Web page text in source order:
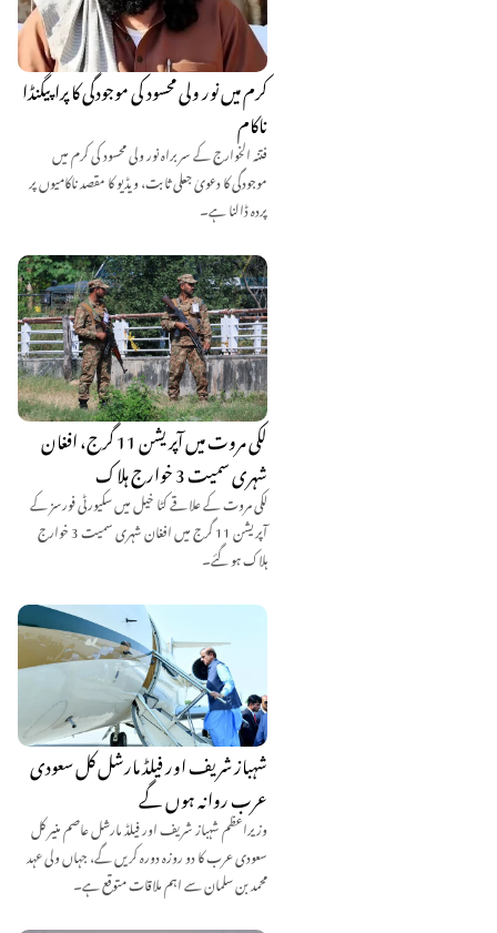
کرم میں نور ولی محسود کی موجودگی کا پراپیگنڈا
ناکام
فتنہ الخوارج کے سربراہ نور ولی محسود کی کرم میں
موجودگی کا دعویٰ جعلی ثابت، ویڈیو کا مقصد ناکامیوں پر
پردہ ڈالنا ہے۔
لکی مروت میں آپریشن 11 گرج، افغان
شہری سمیت 3 خوارج ہلاک
لکی مروت کے علاقے کٹا خیل میں سکیورٹی فورسز کے
آپریشن 11 گرج میں افغان شہری سمیت 3 خوارج
ہلاک ہو گئے۔
شہباز شریف اور فیلڈ مارشل کل سعودی
عرب روانہ ہوں گے
وزیراعظم شہباز شریف اور فیلڈ مارشل عاصم منیر کل
سعودی عرب کا دو روزہ دورہ کریں گے، جہاں ولی عہد
محمد بن سلمان سے اہم ملاقات متوقع ہے۔